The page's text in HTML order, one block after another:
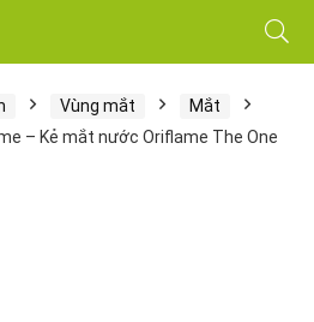
Vùng mắt
Mắt
– Kẻ mắt nước Oriflame The One